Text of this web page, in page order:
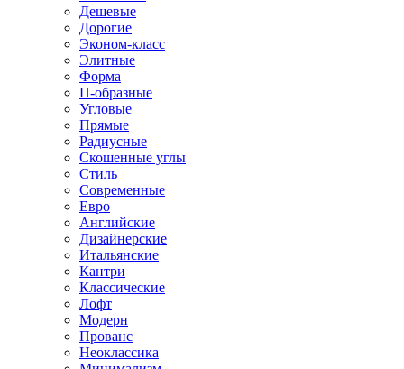
Дешевые
Дорогие
Эконом-класс
Элитные
Форма
П-образные
Угловые
Прямые
Радиусные
Скошенные углы
Стиль
Современные
Евро
Английские
Дизайнерские
Итальянские
Кантри
Классические
Лофт
Модерн
Прованс
Неоклассика